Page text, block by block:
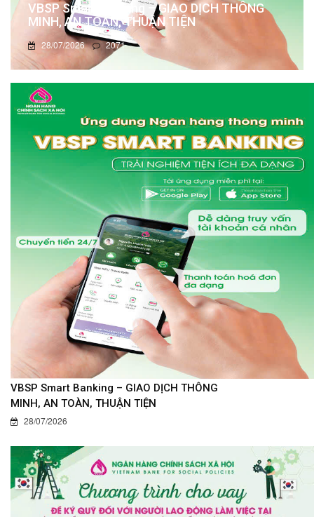
VBSP Smart Banking – GIAO DỊCH THÔNG
MINH, AN TOÀN, THUẬN TIỆN
28/07/2026 2071
VBSP Smart Banking – GIAO DỊCH THÔNG
MINH, AN TOÀN, THUẬN TIỆN
28/07/2026